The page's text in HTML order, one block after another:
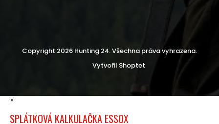
Vytvořil Shoptet
Copyright 2026 Hunting 24. Všechna práva vyhrazena.
×
SPLÁTKOVÁ KALKULAČKA ESSOX